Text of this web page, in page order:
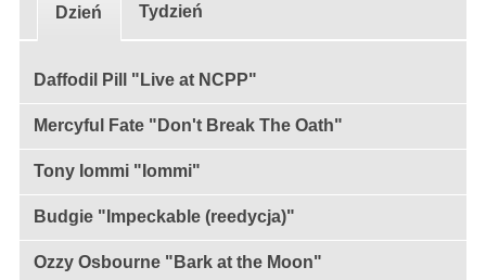
Dzień Tydzień
Daffodil Pill "Live at NCPP"
Mercyful Fate "Don't Break The Oath"
Tony Iommi "Iommi"
Budgie "Impeckable (reedycja)"
Ozzy Osbourne "Bark at the Moon"